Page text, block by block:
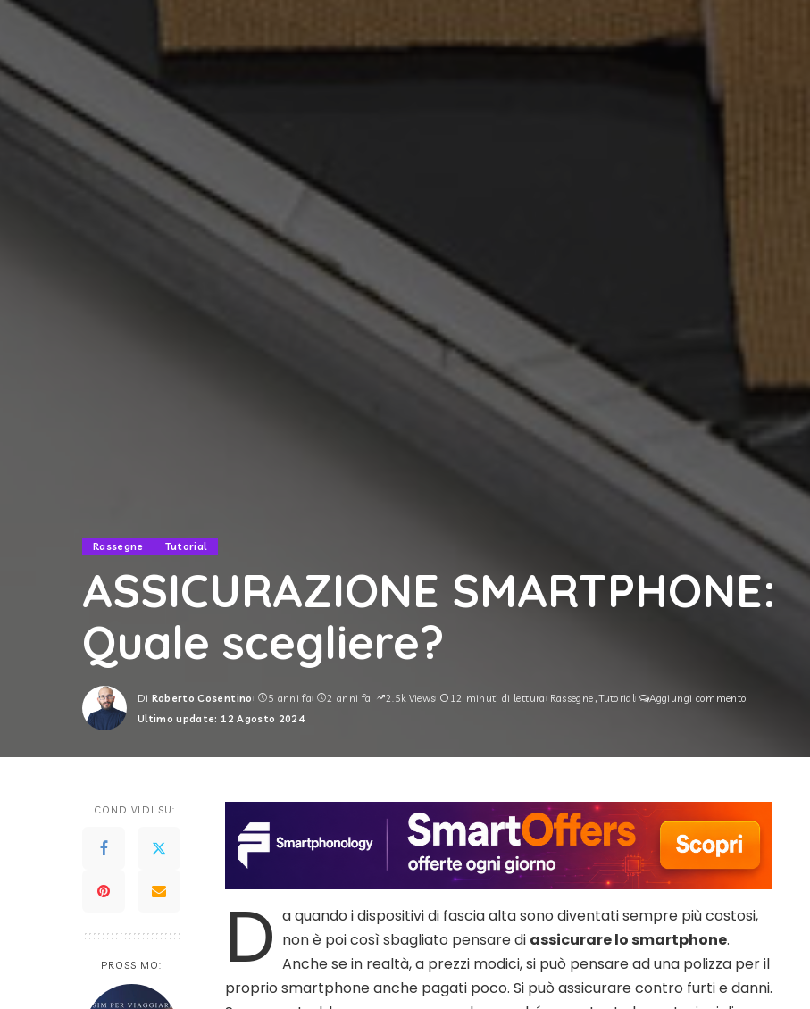
Rassegne Tutorial
ASSICURAZIONE SMARTPHONE:
Quale scegliere?
Posted
by
Di Roberto Cosentino 5 anni fa 2 anni fa 2.5k Views 12 minuti di lettura Rassegne Tutorial
Aggiungi commento
Ultimo update: 12 Agosto 2024
CONDIVIDI SU:
PROSSIMO: D a quando i dispositivi di fascia alta sono diventati sempre più costosi,
non è poi così sbagliato pensare di assicurare lo smartphone.
Anche se in realtà, a prezzi modici, si può pensare ad una polizza per il
proprio smartphone anche pagati poco. Si può assicurare contro furti e danni.